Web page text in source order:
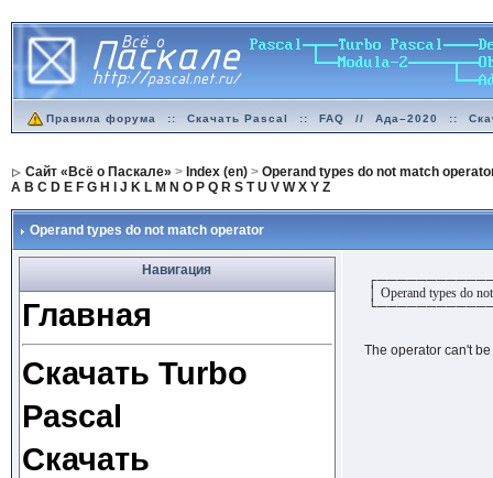
Правила форума :: Скачать Pascal :: FAQ // Ада–2020 ::
Сайт «Всё о Паскале» > Index (en)> Operand types do not match
A B C D E F G H J K L M N O P Q R S T U V W X Y Z
Operand types do not match operator
Навигация
Главная
Скачать Turbo
Pascal
Скачать
│ Operand types do
The operator can't